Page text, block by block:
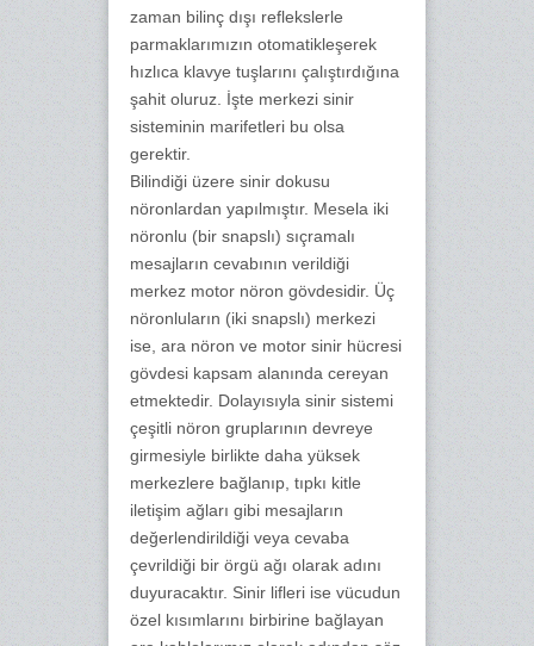
zaman bilinç dışı reflekslerle
parmaklarımızın otomatikleşerek
hızlıca klavye tuşlarını çalıştırdığına
şahit oluruz. İşte merkezi sinir
sisteminin marifetleri bu olsa
gerektir.
Bilindiği üzere sinir dokusu
nöronlardan yapılmıştır. Mesela iki
nöronlu (bir snapslı) sıçramalı
mesajların cevabının verildiği
merkez motor nöron gövdesidir. Üç
nöronluların (iki snapslı) merkezi
ise, ara nöron ve motor sinir hücresi
gövdesi kapsam alanında cereyan
etmektedir. Dolayısıyla sinir sistemi
çeşitli nöron gruplarının devreye
girmesiyle birlikte daha yüksek
merkezlere bağlanıp, tıpkı kitle
iletişim ağları gibi mesajların
değerlendirildiği veya cevaba
çevrildiği bir örgü ağı olarak adını
duyuracaktır. Sinir lifleri ise vücudun
özel kısımlarını birbirine bağlayan